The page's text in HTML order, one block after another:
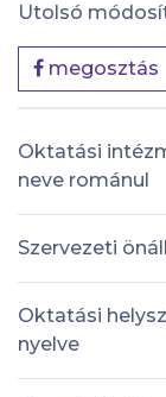
Utolsó
megosztás
Oktatási
neve románul
Szervezeti
Oktatási
nyelve